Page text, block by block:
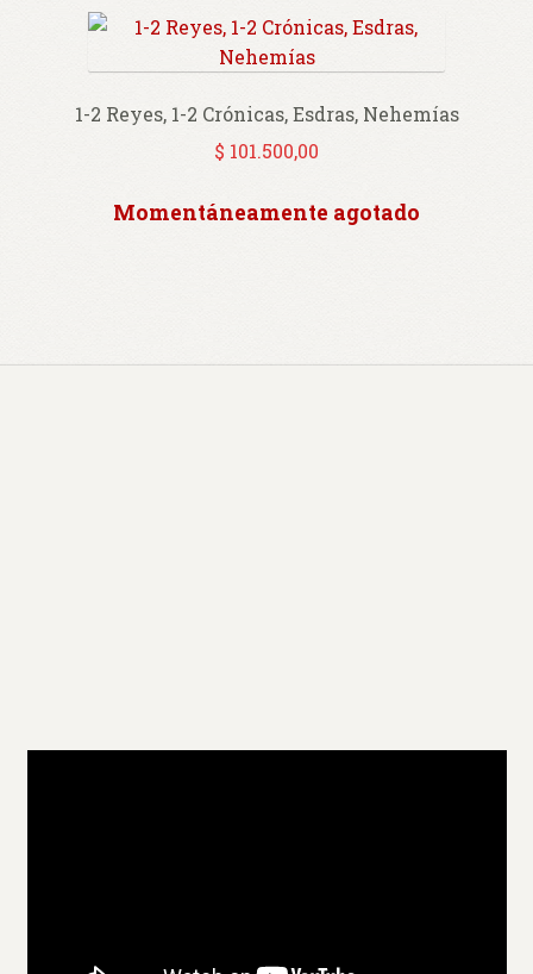
1-2 Reyes, 1-2 Crónicas, Esdras, Nehemías
$ 101.500,00
Momentáneamente agotado